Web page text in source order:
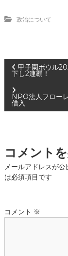
政治について
投
稿
ナ
ゲ
ー
ョ
甲子園ボウル
下し2連覇！
NPO法人フロー
借入
コメント
メールアドレスが公
は必須項目です
コメント ※